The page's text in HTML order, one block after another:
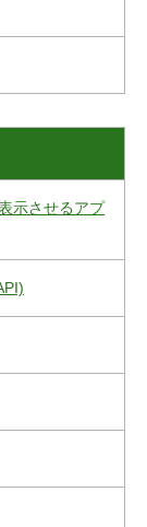
示させるアプ